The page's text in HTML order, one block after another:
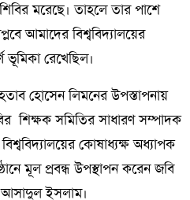
মরেছে। তাহলে তার পাশে
আমাদের বিশ্ববিদ্যালয়ের
ভূমিকা রেখেছিল।
হোসেন লিমনের উপস্তাপনায়
শিক্ষক সমিতির সাধারণ সম্পাদক
কোষাধ্যক্ষ অধ্যাপক
মূল প্রবন্ধ উপস্থাপন করেন জবি
আসাদুল ইসলাম।